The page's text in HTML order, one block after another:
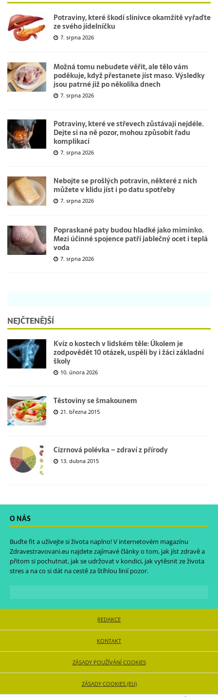
Potraviny, které škodí slinivce okamžitě vyřaďte
ze svého jídelníčku
7. srpna 2026
Možná tomu nebudete věřit, ale tělo vám
poděkuje, když přestanete jíst maso. Výsledky
jsou patrné již po několika dnech
7. srpna 2026
Potraviny, které ve střevech zůstávají nejdéle.
Dejte si na ně pozor, mohou způsobit řadu
komplikací
7. srpna 2026
Nebojte se prošlých potravin, některé z nich
můžete v klidu jíst i po datu spotřeby
7. srpna 2026
Popraskané paty budou hladké jako miminko.
Mezi účinné spojence patří jablečný ocet i teplá
voda
7. srpna 2026
NEJČTENĚJŠÍ
Kvíz o kostech v lidském těle: Úkolem je
zodpovědět 10 otázek, uspěli by i žáci základní
školy
10. února 2026
Těstoviny se šmakounem
21. března 2015
Cizrnová polévka – zdraví z přírody
13. dubna 2015
O NÁS
Buďte fit a užívejte si života naplno! V internetovém magazínu
Zdravestravovani.eu najdete zajímavé články o tom, jak jíst zdravě a
přitom si pochutnat, jak se udržovat v kondici, jak vytěsnit ze života
stres a na co si dát na cestě za štíhlou linií pozor.
REDAKCE
KONTAKT
ZÁSADY POUŽÍVÁNÍ COOKIES
ZÁSADY COOKIES (EU)